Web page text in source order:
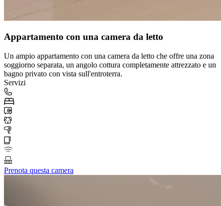
Appartamento con una camera da letto
Un ampio appartamento con una camera da letto che offre una zona
soggiorno separata, un angolo cottura completamente attrezzato e un
bagno privato con vista sull'entroterra.
Servizi
Prenota questa camera